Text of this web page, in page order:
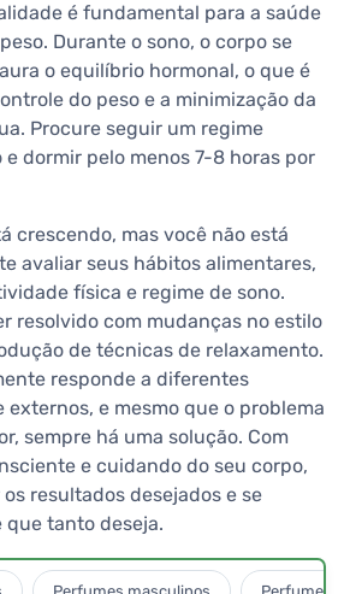
é fundamental para a saúde
Durante o sono, o corpo se
o equilíbrio hormonal, o que é
do peso e a minimização da
Procure seguir um regime
e dormir pelo menos 7-8 horas por
crescendo, mas você não está
avaliar seus hábitos alimentares,
física e regime de sono.
resolvido com mudanças no estilo
de técnicas de relaxamento.
responde a diferentes
e mesmo que o problema
sempre há uma solução. Com
e cuidando do seu corpo,
resultados desejados e se
que tanto deseja.